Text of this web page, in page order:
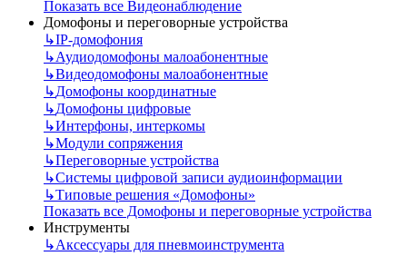
Показать все Видеонаблюдение
Домофоны и переговорные устройства
↳IP-домофония
↳Аудиодомофоны малоабонентные
↳Видеодомофоны малоабонентные
↳Домофоны координатные
↳Домофоны цифровые
↳Интерфоны, интеркомы
↳Модули сопряжения
↳Переговорные устройства
↳Системы цифровой записи аудиоинформации
↳Типовые решения «Домофоны»
Показать все Домофоны и переговорные устройства
Инструменты
↳Аксессуары для пневмоинструмента